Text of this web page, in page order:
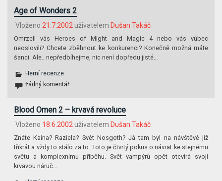
Age of Wonders 2
Vloženo 21.7.2002 uživatelem Dušan Takáč
Omrzeli vás Heroes of Might and Magic 4 nebo vás vůbec
neoslovili? Chcete zběhnout ke konkurenci? Konečně možná máte
šanci. Ale.. nepředbíhejme, nic není dopředu jisté…
Herní recenze
žádný komentář
Blood Omen 2 – krvavá revoluce
Vloženo 18.6.2002 uživatelem Dušan Takáč
Znáte Kaina? Raziela? Svět Nosgoth? Já tam byl na návštěvě již
třikrát a vždy to stálo za to. Toto je čtvrtý pokus o návrat ke stejnému
světu a komplexnímu příběhu. Svět vampýrů opět otevírá svoji
krvavou náruč…